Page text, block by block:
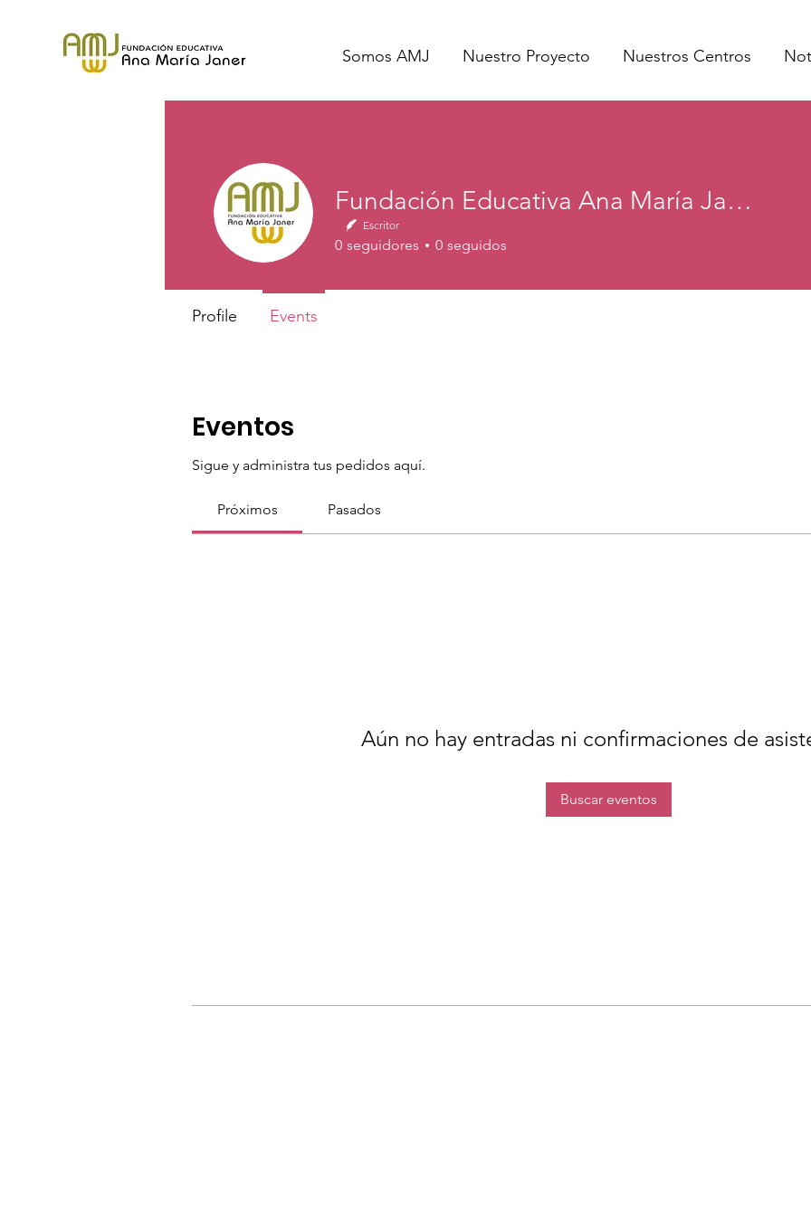
Somos AMJ Nuestro Proyecto Nuestros Centros
Eventos
Sigue y administra tus pedidos aquí.
Próximos Pasados
Aún no hay entradas ni confirmaciones de
Buscar eventos
Fundación Educativa Ana María Janer
Escritor
0 seguidores 0 seguidos
Profile Events